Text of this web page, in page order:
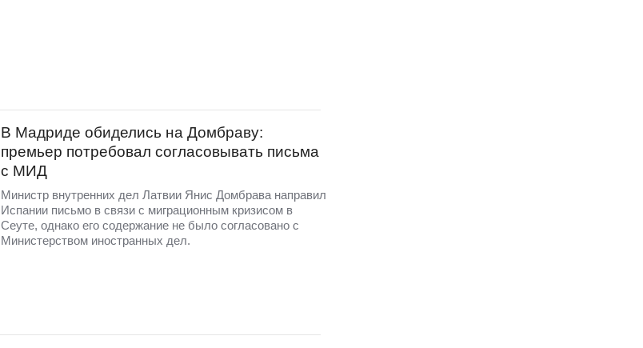
В Мадриде обиделись на Домбраву:
премьер потребовал согласовывать письма
с МИД
Министр внутренних дел Латвии Янис Домбрава направил
Испании письмо в связи с миграционным кризисом в
Сеуте, однако его содержание не было согласовано с
Министерством иностранных дел.